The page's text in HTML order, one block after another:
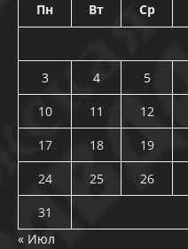
Пн Вт Ср
3
4 5
10
11 12
17
18 19
24
25 26
31
« Июл